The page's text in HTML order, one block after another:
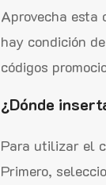
Aprovecha esta
hay condición
códigos
¿Dónde
Para utilizar el
Primero,